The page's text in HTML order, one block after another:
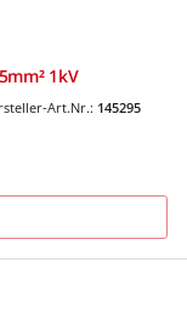
1kV
Art.Nr.: 145295